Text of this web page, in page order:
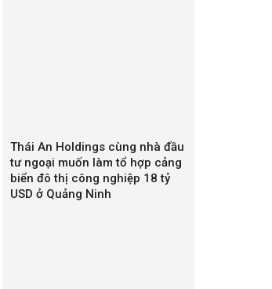
Thái An Holdings cùng nhà đầu
tư ngoại muốn làm tổ hợp cảng
biển đô thị công nghiệp 18 tỷ
USD ở Quảng Ninh